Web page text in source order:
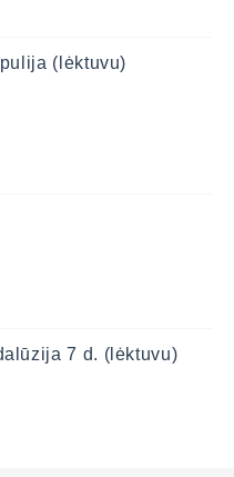
(lėktuvu)
7 d. (lėktuvu)